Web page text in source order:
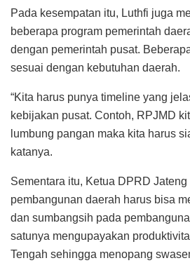
Pada kesempatan itu, Luthfi juga
beberapa program pemerintah
dengan pemerintah pusat.
sesuai dengan kebutuhan daerah.
“Kita harus punya timeline yang
kebijakan pusat. Contoh, RPJMD
lumbung pangan maka kita harus
katanya.
Sementara itu, Ketua DPRD
pembangunan daerah harus bisa
dan sumbangsih pada
satunya mengupayakan
Tengah sehingga menopang